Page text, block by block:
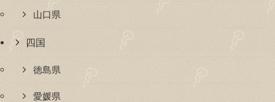
山口県
四国
徳島県
愛媛県